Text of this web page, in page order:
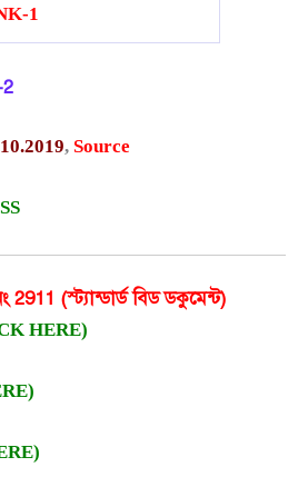
1
, Source
2911 (স্ট্যান্ডার্ড বিড ডকুমেন্ট)
HERE)